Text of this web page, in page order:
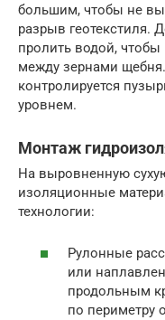
большим, чтобы не
разрыв геотекстиля.
пролить водой,
между зернами
контролируется
уровнем.
Монтаж
На выровненную
изоляционные
технологии:
Рулонные
или
продольным
по периметру